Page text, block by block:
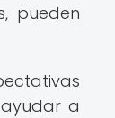
pueden
a